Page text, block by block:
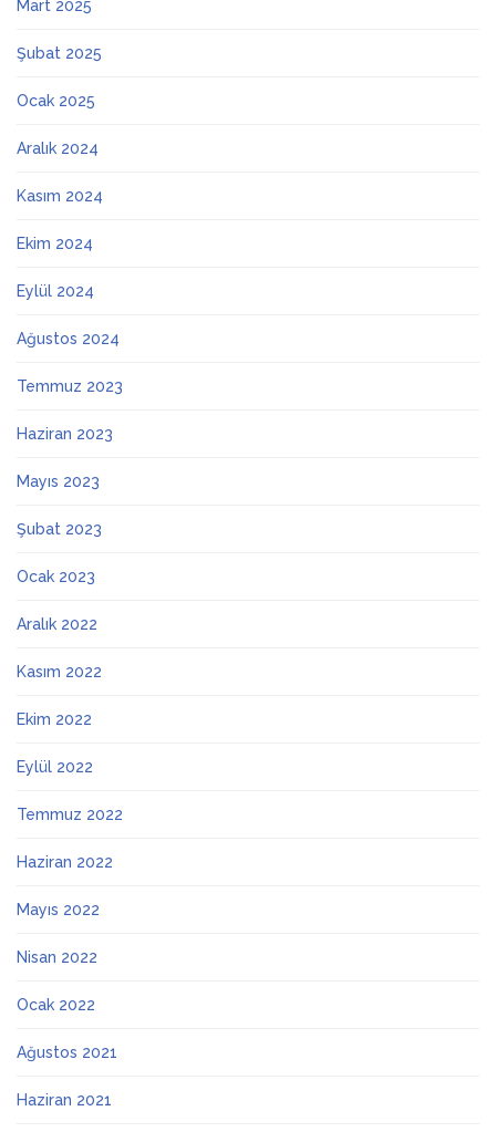
Mart 2025
Şubat 2025
Ocak 2025
Aralık 2024
Kasım 2024
Ekim 2024
Eylül 2024
Ağustos 2024
Temmuz 2023
Haziran 2023
Mayıs 2023
Şubat 2023
Ocak 2023
Aralık 2022
Kasım 2022
Ekim 2022
Eylül 2022
Temmuz 2022
Haziran 2022
Mayıs 2022
Nisan 2022
Ocak 2022
Ağustos 2021
Haziran 2021